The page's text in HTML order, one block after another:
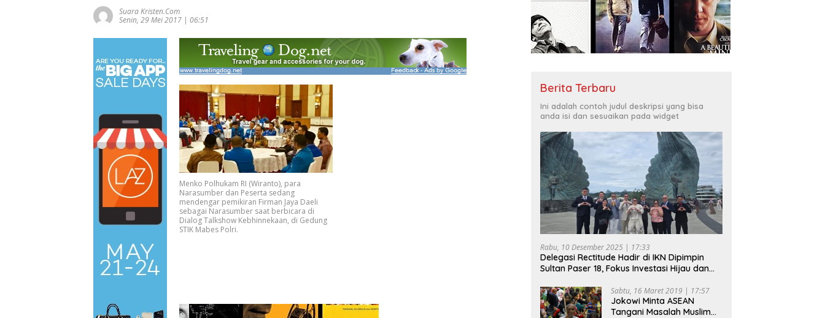
Suara Kristen.com
Senin, 29 Mei 2017 | 06:51
Menko Polhukam RI (Wiranto), para
Narasumber dan Peserta sedang
mendengar pemikiran Firman Jaya Daeli
sebagai Narasumber saat berbicara di
Dialog Talkshow Kebhinnekaan, di Gedung
STIK Mabes Polri.
Berita Terbaru
Ini adalah contoh judul deskripsi yang bisa
anda isi dan sesuaikan pada widget
Rabu, 10 Desember 2025 | 17:33
Delegasi Rectitude Hadir di IKN Dipimpin
Sultan Paser 18, Fokus Investasi Hijau dan
Sabtu, 16 Maret 2019 | 17:57
Jokowi Minta ASEAN
Tangani Masalah Muslim